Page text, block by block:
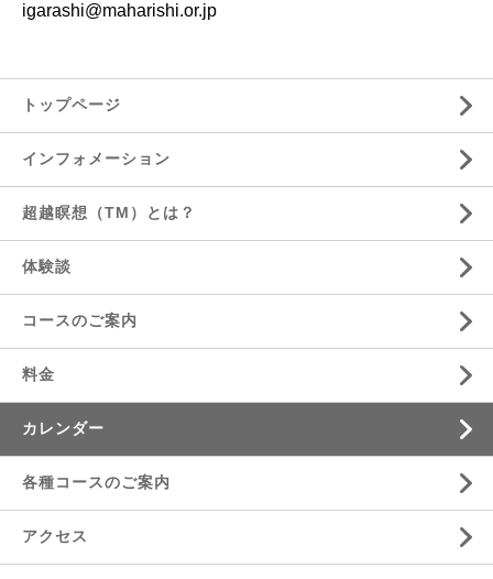
igarashi@maharishi.or.jp
トップページ
インフォメーション
超越瞑想（TM）とは？
体験談
コースのご案内
料金
カレンダー
各種コースのご案内
アクセス